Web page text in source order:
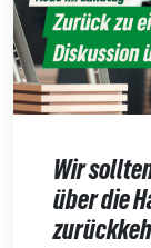
Wir
über die